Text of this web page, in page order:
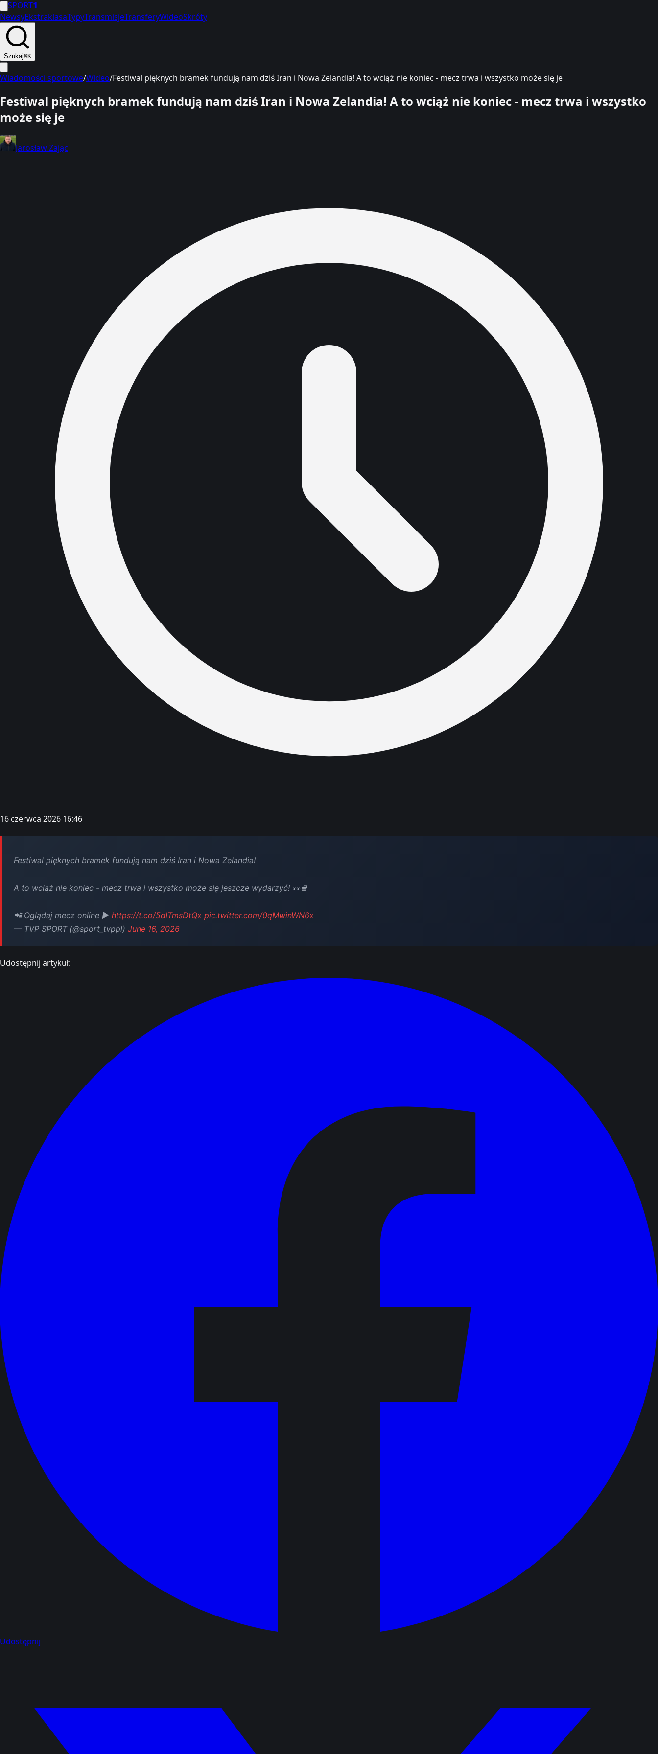
SPORT1
NewsyEkstraklasaTypyTransmisjeTransferyWideoSkróty
Szukaj⌘K
Wiadomości sportowe/Wideo/Festiwal pięknych bramek fundują nam dziś Iran i Nowa Zelandia! A to wciąż nie koniec - mecz trwa i wszystko może się je
Festiwal pięknych bramek fundują nam dziś Iran i Nowa Zelandia! A to wciąż nie koniec - mecz trwa i wszystko
może się je
Jarosław Zając
16 czerwca 2026 16:46
Festiwal pięknych bramek fundują nam dziś Iran i Nowa Zelandia!
A to wciąż nie koniec - mecz trwa i wszystko może się jeszcze wydarzyć! 👀🍿
📲 Oglądaj mecz online ▶️ https://t.co/5dITmsDtQx pic.twitter.com/0qMwinWN6x
— TVP SPORT (@sport_tvppl) June 16, 2026
Udostępnij artykuł:
Udostępnij